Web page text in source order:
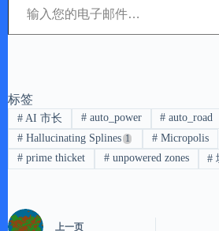
标签
#AI 市长 #auto_power # auto_road
#Hallucinating Splines #Micropolis
#prime thicket #unpowered zones #
上一页